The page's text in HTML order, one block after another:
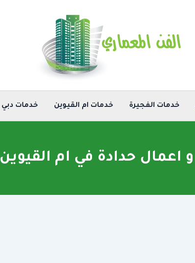
خدمات الفجيرة خدمات ام القيوين خدمات دبي
اعمال حدادة في ام القيوين